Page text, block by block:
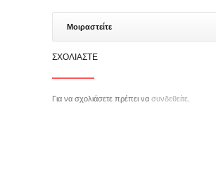
Μοιραστείτε
ΣΧΟΛΙΆΣΤΕ
Για να σχολιάσετε πρέπει να συνδεθείτε